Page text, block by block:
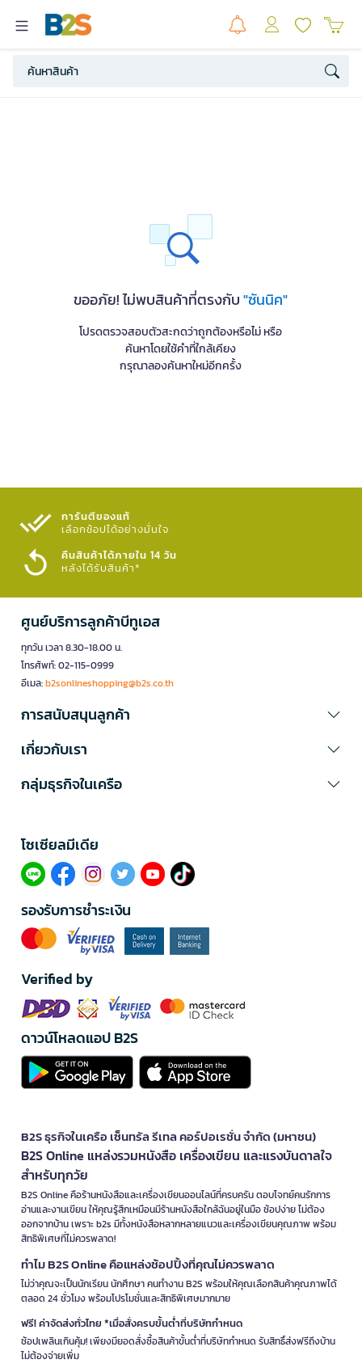
ขออภัย! ไม่พบสินค้าที่ตรงกับ"ซันนิค"
โปรดตรวจสอบตัวสะกดว่าถูกต้องหรือไม่ หรือ
ค้นหาโดยใช้คำที่ใกล้เคียง
กรุณาลองค้นหาใหม่อีกครั้ง
การันตีของแท้
เลือกช้อปได้อย่างมั่นใจ​
คืนสินค้าได้ภายใน 14 วัน
หลังได้รับสินค้า*
ศูนย์บริการลูกค้าบีทูเอส
ทุกวัน เวลา 8.30-18.00 น.
โทรศัพท์: 02-115-0999
อีเมล:b2sonlineshopping@b2s.co.th
การสนับสนุนลูกค้า
เกี่ยวกับเรา
กลุ่มธุรกิจในเครือ
โซเซียลมีเดีย​
รองรับการชำระเงิน
Verified by
ดาวน์โหลดแอป B2S
B2S ธุรกิจในเครือ เซ็นทรัล รีเทล คอร์ปอเรชั่น จำกัด (มหาชน)
B2S Online แหล่งรวมหนังสือ เครื่องเขียน และแรงบันดาลใจ
สำหรับทุกวัย
B2S Online คือร้านหนังสือและเครื่องเขียนออนไลน์ที่ครบครัน ตอบโจทย์คนรักการ
อ่านและงานเขียน ให้คุณรู้สึกเหมือนมีร้านหนังสือใกล้ฉันอยู่ในมือ ช้อปง่าย ไม่ต้อง
ออกจากบ้าน เพราะ b2s มีทั้งหนังสือหลากหลายแนวและเครื่องเขียนคุณภาพ พร้อม
สิทธิพิเศษที่ไม่ควรพลาด!
ทำไม B2S Online คือแหล่งช้อปปิ้งที่คุณไม่ควรพลาด
ไม่ว่าคุณจะเป็นนักเรียน นักศึกษา คนทำงาน B2S พร้อมให้คุณเลือกสินค้าคุณภาพได้
ตลอด 24 ชั่วโมง พร้อมโปรโมชั่นและสิทธิพิเศษมากมาย
ฟรี! ค่าจัดส่งทั่วไทย *เมื่อสั่งครบขั้นต่ำที่บริษัทกำหนด
ช้อปเพลินเกินคุ้ม! เพียงมียอดสั่งซื้อสินค้าขั้นต่ำที่บริษัทกำหนด รับสิทธิ์ส่งฟรีถึงบ้าน
ไม่ต้องจ่ายเพิ่ม